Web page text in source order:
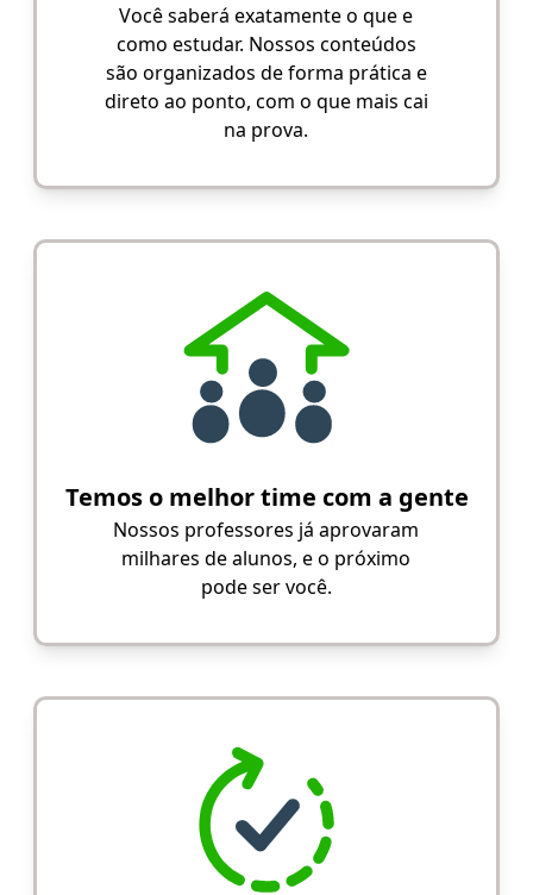
Você saberá exatamente o que e
como estudar. Nossos conteúdos
são organizados de forma prática e
direto ao ponto, com o que mais cai
na prova.
Temos o melhor time com a gente
Nossos professores já aprovaram
milhares de alunos, e o próximo
pode ser você.